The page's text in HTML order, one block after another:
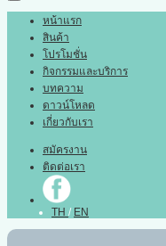
หน้าแรก
สินค้า
โปรโมชั่น
กิจกรรมและบริการ
บทความ
ดาวน์โหลด
เกี่ยวกับเรา
สมัครงาน
ติดต่อเรา
TH / EN